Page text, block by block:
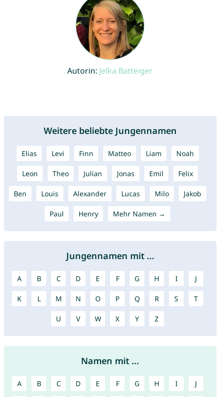
Autorin: Jelka Batteiger
Weitere beliebte Jungennamen
Elias Levi Finn Matteo Liam Noah
Leon Theo Julian Jonas Emil Felix
Ben Louis Alexander Lucas Milo Jakob
Paul Henry Mehr Namen →
Jungennamen mit ...
A B C D E F G H I J
K L M N O P Q R S T
U V W X Y Z
Namen mit ...
A B C D E F G H I J